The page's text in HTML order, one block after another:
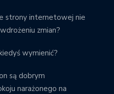
strony internetowej nie
zmian?
wymienić?
są dobrym
narażonego na